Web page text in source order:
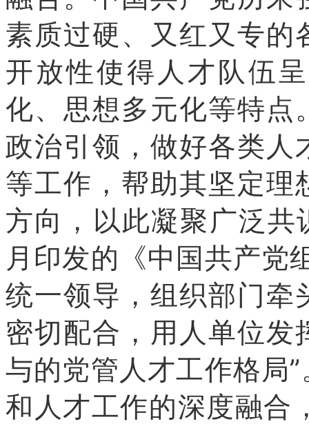
素质过硬、又红又专的
开放性使得人才队伍
化、思想多元化等特点
政治引领，做好各类人
等工作，帮助其坚定理
方向，以此凝聚广泛
月印发的《中国共产党
统一领导，组织部门牵
密切配合，用人单位发
与的党管人才工作格局
和人才工作的深度融合